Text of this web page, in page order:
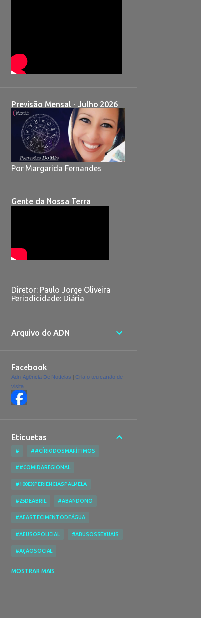
Previsão Mensal - Julho 2026
Por Margarida Fernandes
Gente da Nossa Terra
Diretor: Paulo Jorge Oliveira
Periodicidade: Diária
Arquivo do ADN
Facebook
Adn-Agência De Notícias
Cria o teu cartão de
visita
Etiquetas
# ##CÍRIODOSMARÍTIMOS
##COMIDAREGIONAL
#100EXPERIENCIASPALMELA
#25DEABRIL #ABANDONO
#ABASTECIMENTODEÁGUA
#ABUSOPOLICIAL #ABUSOSSEXUAIS
#AÇÃOSOCIAL
MOSTRAR MAIS